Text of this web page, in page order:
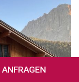
ANFRAGEN